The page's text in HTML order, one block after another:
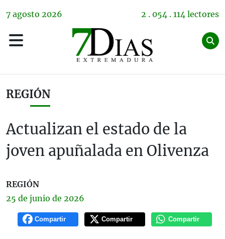
7 agosto 2026 2 . 054 . 114 lectores
REGIÓN
Actualizan el estado de la
joven apuñalada en Olivenza
REGIÓN
25 de junio de 2026
Compartir Compartir Compartir